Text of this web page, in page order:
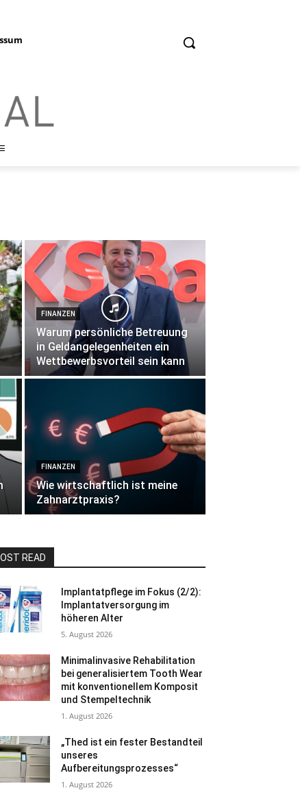
FINANZEN
Warum persönliche Betreuung
in Geldangelegenheiten ein
Wettbewerbsvorteil sein kann
FINANZEN
Wie wirtschaftlich ist meine
Zahnarztpraxis?
READ
Implantatpflege im Fokus (2/2):
Implantatversorgung im
höheren Alter
5. August 2026
Minimalinvasive Rehabilitation
bei generalisiertem Tooth Wear
mit konventionellem Komposit
und Stempeltechnik
1. August 2026
„Thed ist ein fester Bestandteil
unseres
Aufbereitungsprozesses“
1. August 2026